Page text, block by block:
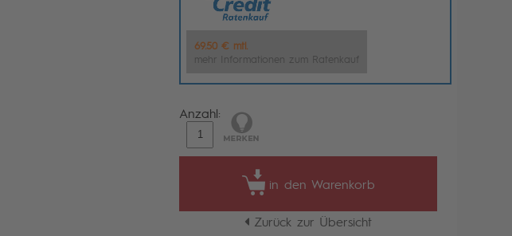
69.50 € mtl.
mehr Informationen zum Ratenkauf
Anzahl:
in den Warenkorb
Zurück zur Übersicht